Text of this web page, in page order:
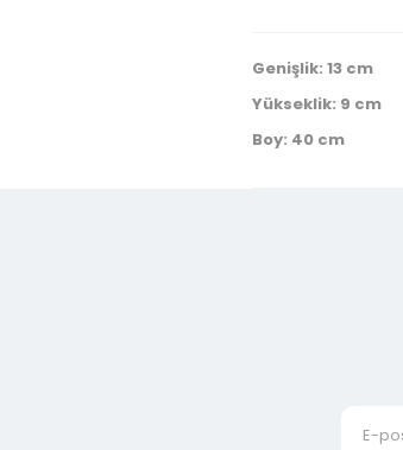
Genişlik: 13 cm
Yükseklik: 9 cm
Boy: 40 cm